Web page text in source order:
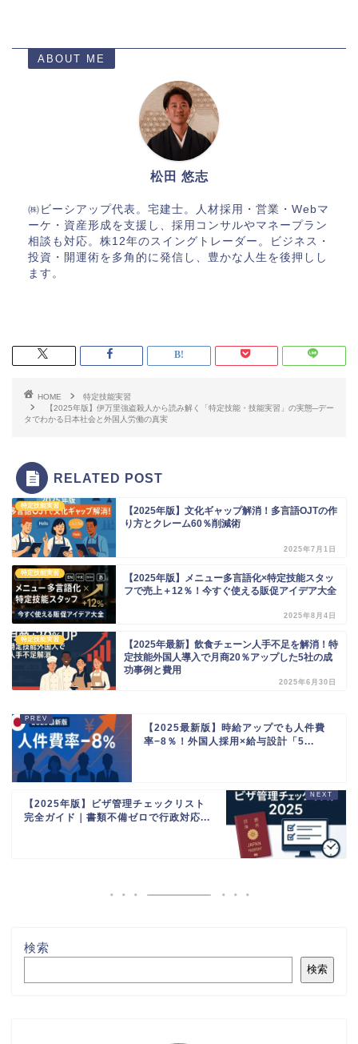
ABOUT ME
松田 悠志
㈱ビーシアップ代表。宅建士。人材採用・営業・Webマ
ーケ・資産形成を支援し、採用コンサルやマネープラン
相談も対応。株12年のスイングトレーダー。ビジネス・
投資・開運術を多角的に発信し、豊かな人生を後押しし
ます。
HOME
特定技能実習
【2025年版】伊万里強盗殺人から読み解く「特定技能・技能実習」の実態─デー
タでわかる日本社会と外国人労働の真実
RELATED POST
特定技能実習
【2025年版】文化ギャップ解消！多言語OJTの作
り方とクレーム60％削減術
2025年7月1日
特定技能実習
【2025年版】メニュー多言語化×特定技能スタッ
フで売上＋12％！今すぐ使える販促アイデア大全
2025年8月4日
特定技能実習
【2025年最新】飲食チェーン人手不足を解消！特
定技能外国人導入で月商20％アップした5社の成
功事例と費用
2025年6月30日
【2025最新版】時給アップでも人件費
率−8％！外国人採用×給与設計「5...
【2025年版】ビザ管理チェックリスト
完全ガイド｜書類不備ゼロで行政対応...
検索
検索